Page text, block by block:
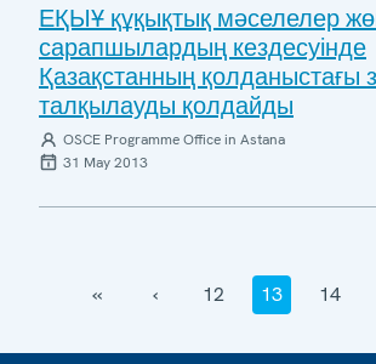
ЕҚЫҰ құқықтық мәселелер
сарапшылардың кездесуінде
Қазақстанның қолданыстағы
талқылауды қолдайды
OSCE Programme Office in Astana
31 May 2013
‹‹ ‹ 12 13 14